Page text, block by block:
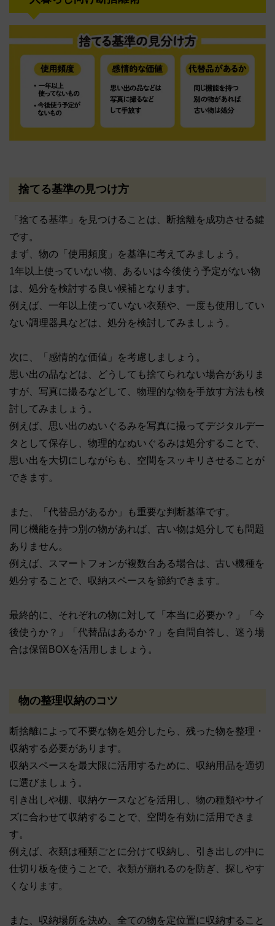
捨てる基準の見つけ方
「捨てる基準」を見つけることは、断捨離を成功させる鍵
です。
まず、物の「使用頻度」を基準に考えてみましょう。
1年以上使っていない物、あるいは今後使う予定がない物
は、処分を検討する良い候補となります。
例えば、一年以上使っていない衣類や、一度も使用してい
ない調理器具などは、処分を検討してみましょう。
次に、「感情的な価値」を考慮しましょう。
思い出の品などは、どうしても捨てられない場合がありま
すが、写真に撮るなどして、物理的な物を手放す方法も検
討してみましょう。
例えば、思い出のぬいぐるみを写真に撮ってデジタルデー
タとして保存し、物理的なぬいぐるみは処分することで、
思い出を大切にしながらも、空間をスッキリさせることが
できます。
また、「代替品があるか」も重要な判断基準です。
同じ機能を持つ別の物があれば、古い物は処分しても問題
ありません。
例えば、スマートフォンが複数台ある場合は、古い機種を
処分することで、収納スペースを節約できます。
最終的に、それぞれの物に対して「本当に必要か？」「今
後使うか？」「代替品はあるか？」を自問自答し、迷う場
合は保留BOXを活用しましょう。
物の整理収納のコツ
断捨離によって不要な物を処分したら、残った物を整理・
収納する必要があります。
収納スペースを最大限に活用するために、収納用品を適切
に選びましょう。
引き出しや棚、収納ケースなどを活用し、物の種類やサイ
ズに合わせて収納することで、空間を有効に活用できま
す。
例えば、衣類は種類ごとに分けて収納し、引き出しの中に
仕切り板を使うことで、衣類が崩れるのを防ぎ、探しやす
くなります。
また、収納場所を決め、全ての物を定位置に収納すること